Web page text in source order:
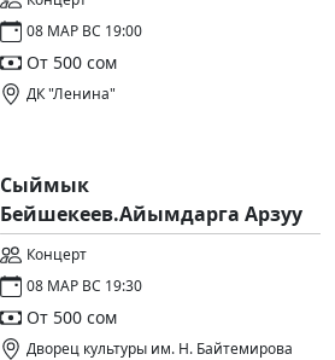
08 МАР ВС 19:00
От 500 сом
ДК "Ленина"
Сыймык
Бейшекеев.Айымдарга Арзуу
Концерт
08 МАР ВС 19:30
От 500 сом
Дворец культуры им. Н. Байтемирова